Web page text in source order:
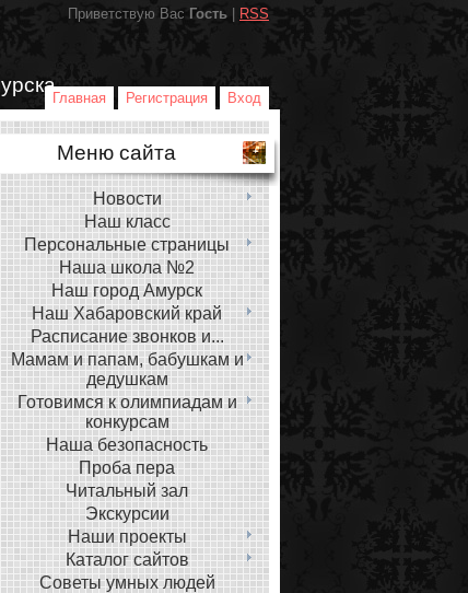
Приветствую Вас Гость RSS
Главная Регистрация Вход
Меню сайта
Новости
Наш класс
Персональные страницы
Наша школа №2
Наш город Амурск
Наш Хабаровский край
Расписание звонков и...
Мамам и папам, бабушкам и
дедушкам
Готовимся к олимпиадам и
конкурсам
Наша безопасность
Проба пера
Читальный зал
Экскурсии
Наши проекты
Каталог сайтов
Советы умных людей